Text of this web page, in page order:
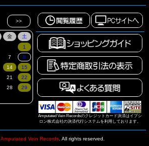
Amputated Vein Recordsのクレジットカード決済はイプシ
ロン株式会社の決済代行システムを利用しております。
Amputated Vein Records All rights reserved.